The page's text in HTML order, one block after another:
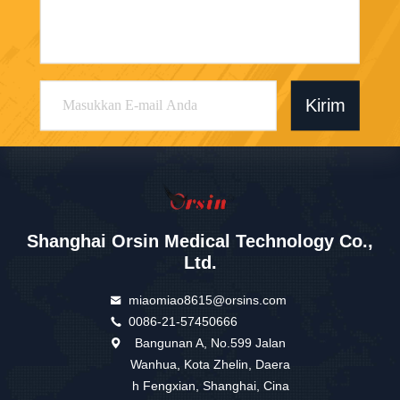
Kirim
Shanghai Orsin Medical Technology Co.,
Ltd.
miaomiao8615@orsins.com
0086-21-57450666
Bangunan A, No.599 Jalan
Wanhua, Kota Zhelin, Daera
h Fengxian, Shanghai, Cina